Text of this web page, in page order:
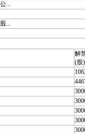
...
...
解
(股)